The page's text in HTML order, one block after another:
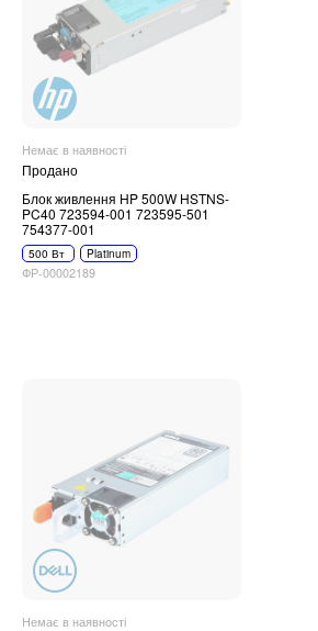
Немає в наявності
Продано
Блок живлення HP 500W HSTNS-
PC40 723594-001 723595-501
754377-001
500 Вт Platinum
ФР-00002189
Немає в наявності